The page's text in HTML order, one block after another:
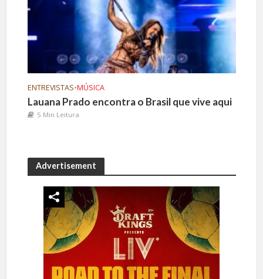
ENTREVISTAS•MÚSICA
Lauana Prado encontra o Brasil que vive aqui
5 Min Leitura
Advertisement